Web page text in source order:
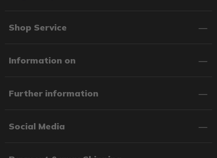
Shop Service
Information on
Further information
Social Media